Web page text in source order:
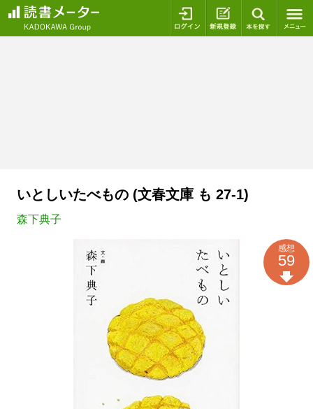
ログイン 新規登録
いとしいたべもの (文春文庫 も 27-1)
森下典子
感想
59